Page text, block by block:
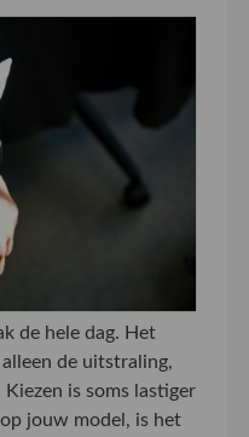
de hele dag. Het
de uitstraling,
is soms lastiger
jouw model, is het